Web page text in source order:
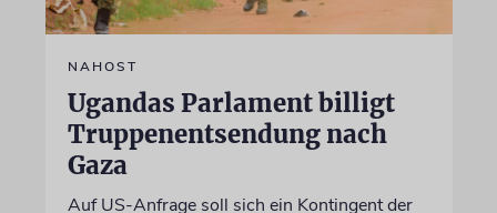
NAHOST
Ugandas Parlament billigt
Truppenentsendung nach
Gaza
Auf US-Anfrage soll sich ein Kontingent der